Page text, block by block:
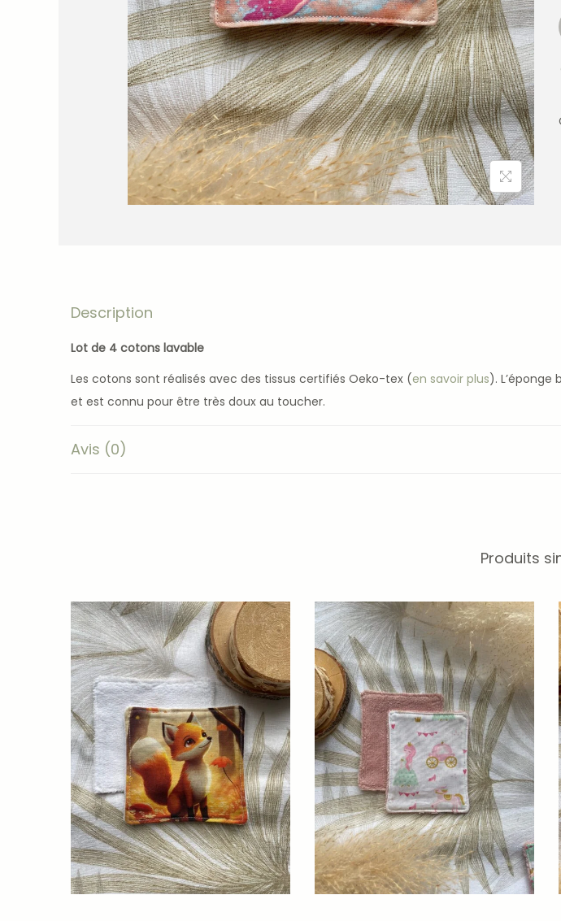
Description
Lot de 4 cotons lavable
Les cotons sont réalisés avec des tissus certifiés Oeko-tex (en savoir plus).
et est connu pour être très doux au toucher.
Avis (0)
Produits